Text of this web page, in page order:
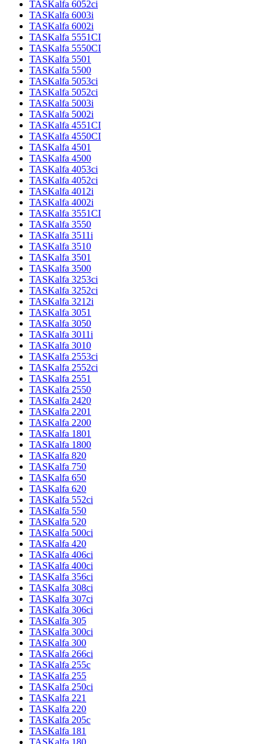
TASKalfa 6052ci
TASKalfa 6003i
TASKalfa 6002i
TASKalfa 5551CI
TASKalfa 5550CI
TASKalfa 5501
TASKalfa 5500
TASKalfa 5053ci
TASKalfa 5052ci
TASKalfa 5003i
TASKalfa 5002i
TASKalfa 4551CI
TASKalfa 4550CI
TASKalfa 4501
TASKalfa 4500
TASKalfa 4053ci
TASKalfa 4052ci
TASKalfa 4012i
TASKalfa 4002i
TASKalfa 3551CI
TASKalfa 3550
TASKalfa 3511i
TASKalfa 3510
TASKalfa 3501
TASKalfa 3500
TASKalfa 3253ci
TASKalfa 3252ci
TASKalfa 3212i
TASKalfa 3051
TASKalfa 3050
TASKalfa 3011i
TASKalfa 3010
TASKalfa 2553ci
TASKalfa 2552ci
TASKalfa 2551
TASKalfa 2550
TASKalfa 2420
TASKalfa 2201
TASKalfa 2200
TASKalfa 1801
TASKalfa 1800
TASKalfa 820
TASKalfa 750
TASKalfa 650
TASKalfa 620
TASKalfa 552ci
TASKalfa 550
TASKalfa 520
TASKalfa 500ci
TASKalfa 420
TASKalfa 406ci
TASKalfa 400ci
TASKalfa 356ci
TASKalfa 308ci
TASKalfa 307ci
TASKalfa 306ci
TASKalfa 305
TASKalfa 300ci
TASKalfa 300
TASKalfa 266ci
TASKalfa 255c
TASKalfa 255
TASKalfa 250ci
TASKalfa 221
TASKalfa 220
TASKalfa 205c
TASKalfa 181
TASKalfa 180